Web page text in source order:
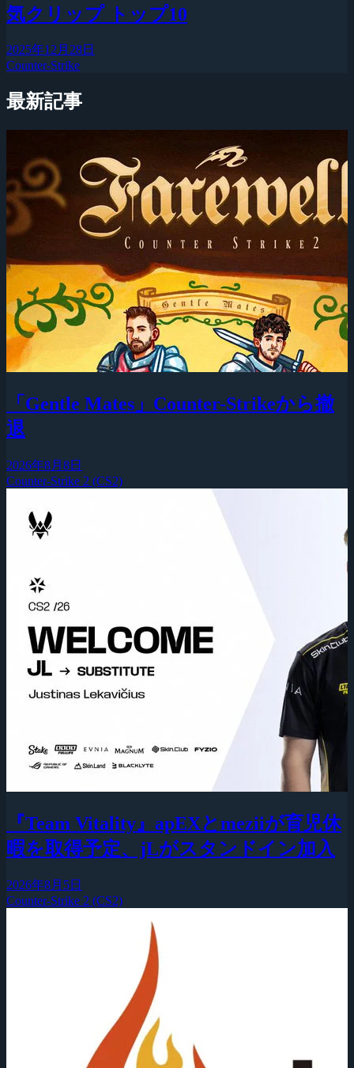
気クリップ トップ10
2025年12月28日
Counter-Strike
最新記事
「Gentle Mates」Counter-Strikeから撤
退
2026年8月8日
Counter-Strike 2 (CS2)
『Team Vitality』apEXとmeziiが育児休
暇を取得予定、jLがスタンドイン加入
2026年8月5日
Counter-Strike 2 (CS2)